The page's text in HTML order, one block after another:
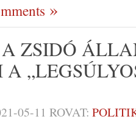
ZSIDÓ
05-11 ROVAT: